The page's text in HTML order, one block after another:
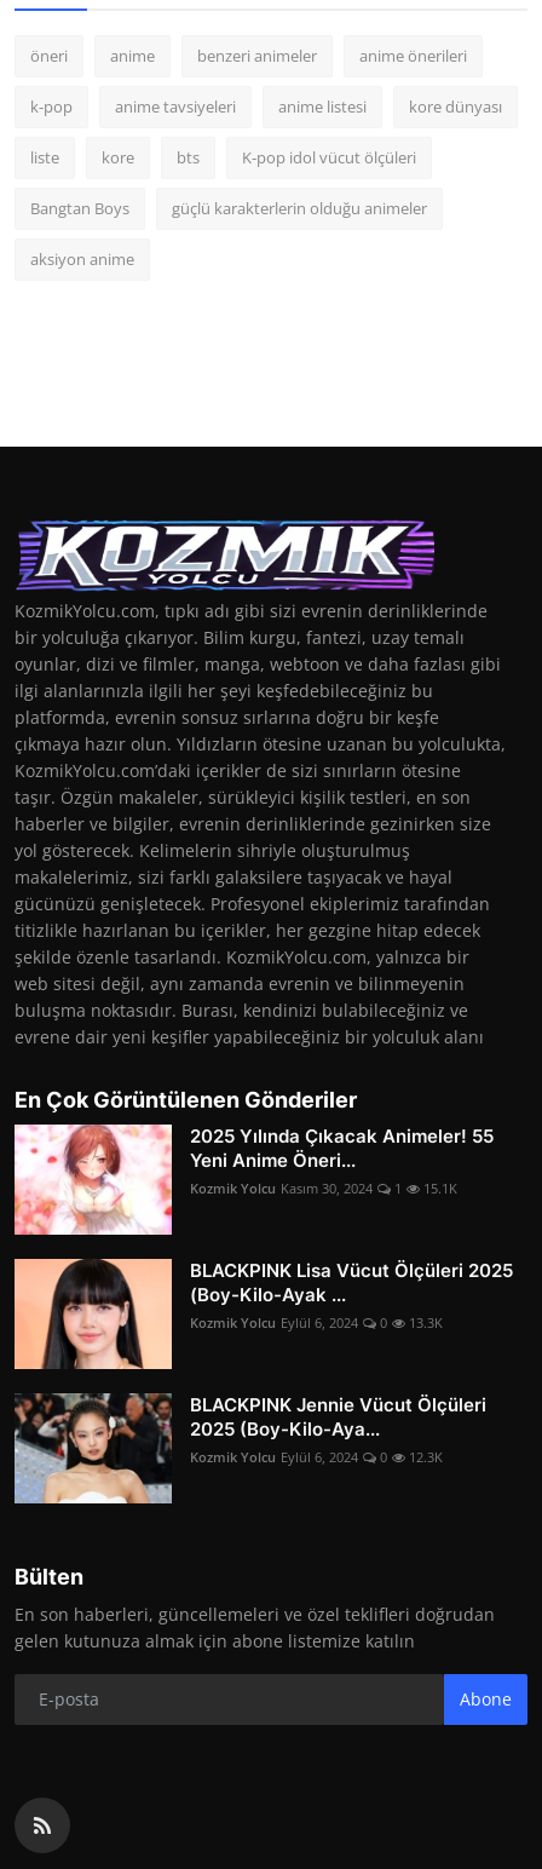
öneri anime benzeri animeler anime önerileri
k-pop anime tavsiyeleri anime listesi kore dünyası
liste kore bts K-pop idol vücut ölçüleri
Bangtan Boys güçlü karakterlerin olduğu animeler
aksiyon anime
KozmikYolcu.com, tıpkı adı gibi sizi evrenin derinliklerinde
bir yolculuğa çıkarıyor. Bilim kurgu, fantezi, uzay temalı
oyunlar, dizi ve filmler, manga, webtoon ve daha fazlası gibi
ilgi alanlarınızla ilgili her şeyi keşfedebileceğiniz bu
platformda, evrenin sonsuz sırlarına doğru bir keşfe
çıkmaya hazır olun. Yıldızların ötesine uzanan bu yolculukta,
KozmikYolcu.com’daki içerikler de sizi sınırların ötesine
taşır. Özgün makaleler, sürükleyici kişilik testleri, en son
haberler ve bilgiler, evrenin derinliklerinde gezinirken size
yol gösterecek. Kelimelerin sihriyle oluşturulmuş
makalelerimiz, sizi farklı galaksilere taşıyacak ve hayal
gücünüzü genişletecek. Profesyonel ekiplerimiz tarafından
titizlikle hazırlanan bu içerikler, her gezgine hitap edecek
şekilde özenle tasarlandı. KozmikYolcu.com, yalnızca bir
web sitesi değil, aynı zamanda evrenin ve bilinmeyenin
buluşma noktasıdır. Burası, kendinizi bulabileceğiniz ve
evrene dair yeni keşifler yapabileceğiniz bir yolculuk alanı
En Çok Görüntülenen Gönderiler
2025 Yılında Çıkacak Animeler! 55
Yeni Anime Öneri...
Kozmik Yolcu Kasım 30, 2024 1 15.1K
BLACKPINK Lisa Vücut Ölçüleri 2025
(Boy-Kilo-Ayak ...
Kozmik Yolcu Eylül 6, 2024 0 13.3K
BLACKPINK Jennie Vücut Ölçüleri
2025 (Boy-Kilo-Aya...
Kozmik Yolcu Eylül 6, 2024 0 12.3K
Bülten
En son haberleri, güncellemeleri ve özel teklifleri doğrudan
gelen kutunuza almak için abone listemize katılın
Abone